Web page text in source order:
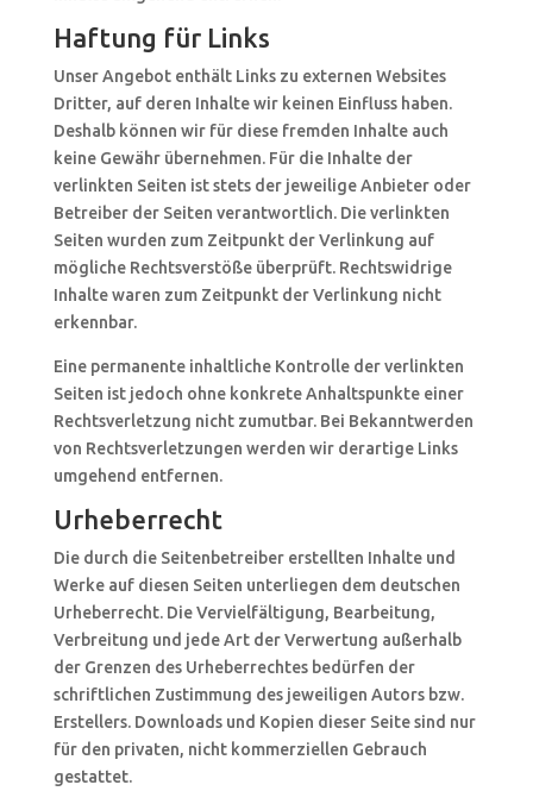
Haftung für Links
Unser Angebot enthält Links zu externen Websites
Dritter, auf deren Inhalte wir keinen Einfluss haben.
Deshalb können wir für diese fremden Inhalte auch
keine Gewähr übernehmen. Für die Inhalte der
verlinkten Seiten ist stets der jeweilige Anbieter oder
Betreiber der Seiten verantwortlich. Die verlinkten
Seiten wurden zum Zeitpunkt der Verlinkung auf
mögliche Rechtsverstöße überprüft. Rechtswidrige
Inhalte waren zum Zeitpunkt der Verlinkung nicht
erkennbar.
Eine permanente inhaltliche Kontrolle der verlinkten
Seiten ist jedoch ohne konkrete Anhaltspunkte einer
Rechtsverletzung nicht zumutbar. Bei Bekanntwerden
von Rechtsverletzungen werden wir derartige Links
umgehend entfernen.
Urheberrecht
Die durch die Seitenbetreiber erstellten Inhalte und
Werke auf diesen Seiten unterliegen dem deutschen
Urheberrecht. Die Vervielfältigung, Bearbeitung,
Verbreitung und jede Art der Verwertung außerhalb
der Grenzen des Urheberrechtes bedürfen der
schriftlichen Zustimmung des jeweiligen Autors bzw.
Erstellers. Downloads und Kopien dieser Seite sind nur
für den privaten, nicht kommerziellen Gebrauch
gestattet.